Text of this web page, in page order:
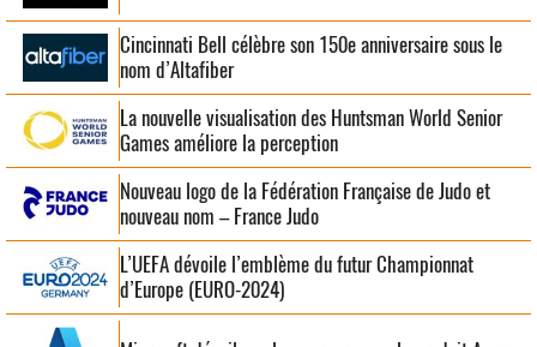
Cincinnati Bell célèbre son 150e anniversaire sous le
nom d’Altafiber
La nouvelle visualisation des Huntsman World Senior
Games améliore la perception
Nouveau logo de la Fédération Française de Judo et
nouveau nom – France Judo
L’UEFA dévoile l’emblème du futur Championnat
d’Europe (EURO-2024)